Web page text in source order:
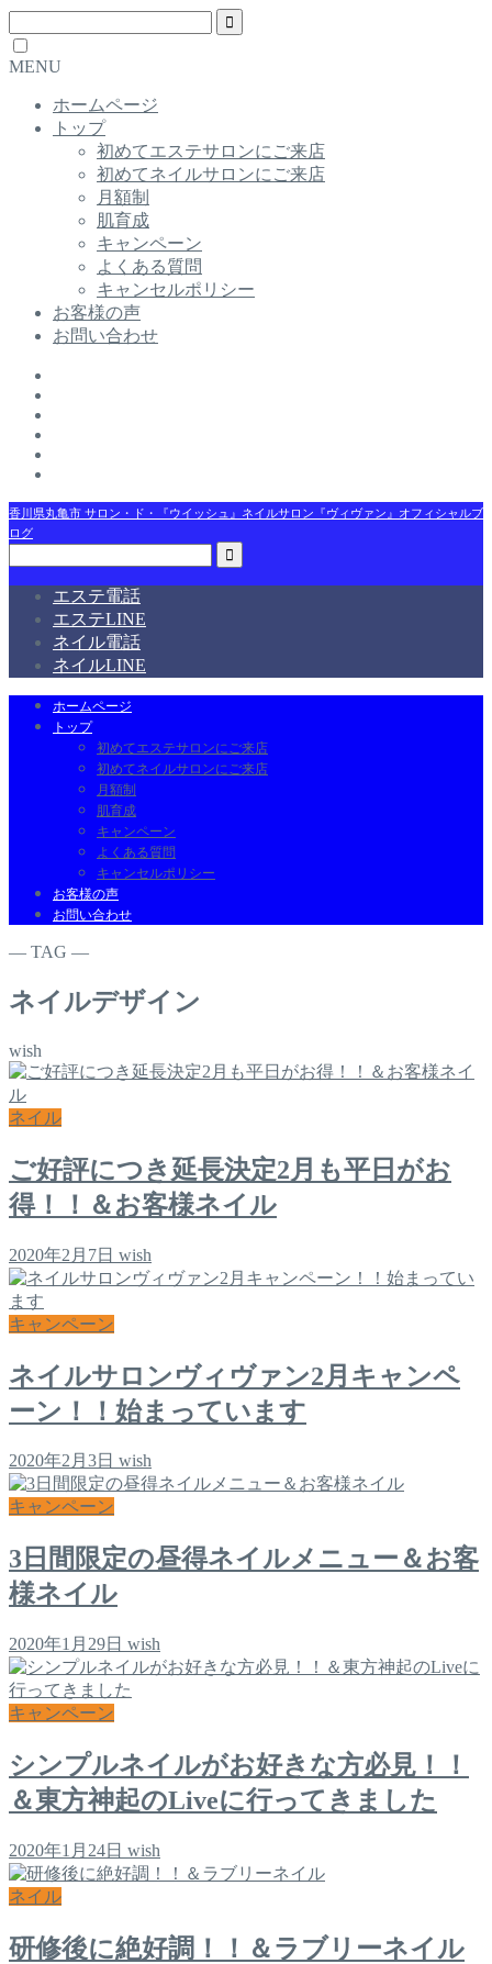
MENU
ホームページ
トップ
初めてエステサロンにご来店
初めてネイルサロンにご来店
月額制
肌育成
キャンペーン
よくある質問
キャンセルポリシー
お客様の声
お問い合わせ
香川県丸亀市 サロン・ド・『ウイッシュ』ネイルサロン『ヴィヴァン』オフィシャルブ
ログ
エステ電話
エステLINE
ネイル電話
ネイルLINE
ホームページ
トップ
初めてエステサロンにご来店
初めてネイルサロンにご来店
月額制
肌育成
キャンペーン
よくある質問
キャンセルポリシー
お客様の声
お問い合わせ
― TAG ―
ネイルデザイン
wish
ネイル
ご好評につき延長決定2月も平日がお
得！！＆お客様ネイル
2020年2月7日 wish
キャンペーン
ネイルサロンヴィヴァン2月キャンペ
ーン！！始まっています
2020年2月3日 wish
キャンペーン
3日間限定の昼得ネイルメニュー＆お客
様ネイル
2020年1月29日 wish
キャンペーン
シンプルネイルがお好きな方必見！！
＆東方神起のLiveに行ってきました
2020年1月24日 wish
ネイル
研修後に絶好調！！＆ラブリーネイル